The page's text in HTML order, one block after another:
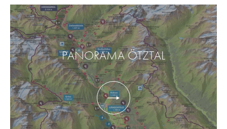
PANORAMA ÖTZTAL